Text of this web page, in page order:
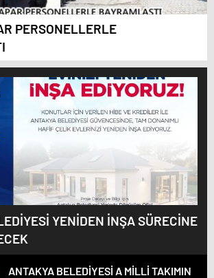
PERSONELLERLE
YENİDEN İNŞA SÜRECİNE
ANTAKYA BELEDİYESİ A MİLLİ TAKIMIN